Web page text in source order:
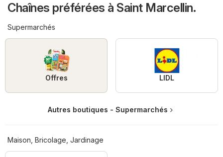
Chaînes préférées à Saint Marcellin.
Supermarchés
Offres LIDL
Autres boutiques - Supermarchés
Maison, Bricolage, Jardinage